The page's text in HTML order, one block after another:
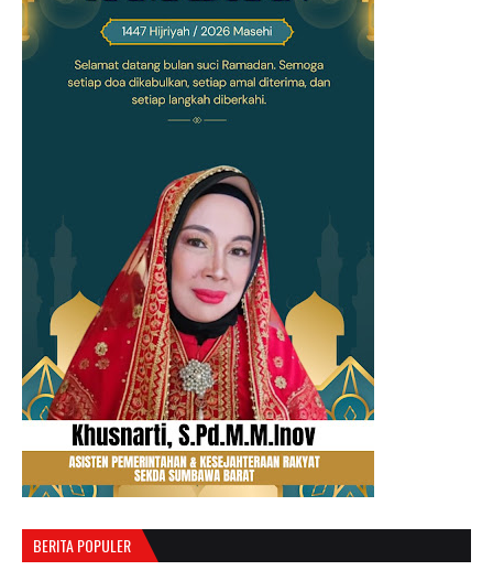
BERITA POPULER